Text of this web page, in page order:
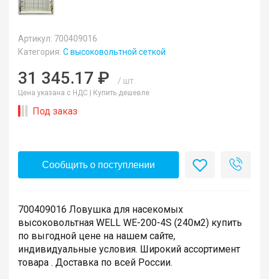
Артикул: 700409016
Категория: С высоковольтной сеткой
31 345.17 ₽ / шт.
Цена указана с НДС | Купить дешевле
Под заказ
Сообщить о поступлении
700409016 Ловушка для насекомых
высоковольтная WELL WE-200-4S (240м2) купить
по выгодной цене на нашем сайте,
индивидуальные условия. Широкий ассортимент
товара . Доставка по всей России.